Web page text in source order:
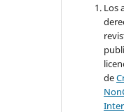
Los
de